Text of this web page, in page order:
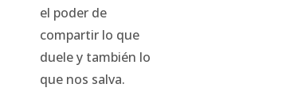
el poder de
compartir lo que
duele y también lo
que nos salva.